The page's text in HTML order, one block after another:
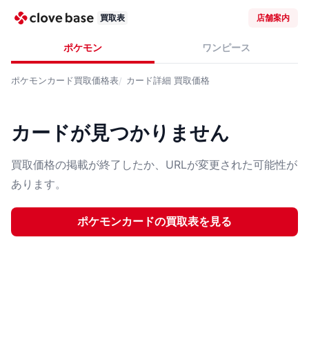
買取表 店舗案内
ポケモン ワンピース
ポケモンカード買取価格表 カード詳細 買取価格
カードが見つかりません
買取価格の掲載が終了したか、URLが変更された可能性が
あります。
ポケモンカードの買取表を見る